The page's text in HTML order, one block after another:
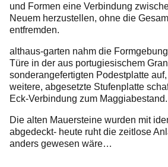
Folgen Sie
und Formen eine Verbindung
Neuem herzustellen, ohne die
entfremden.
althaus-garten nahm die
Türe in der aus portugiesischem
sonderangefertigten Podestplatte auf,
weitere, abgesetzte Stufenplatte
Eck-Verbindung zum Maggiabestand.
Die alten Mauersteine wurden mit
abgedeckt- heute ruht die zeitlose
anders gewesen wäre…